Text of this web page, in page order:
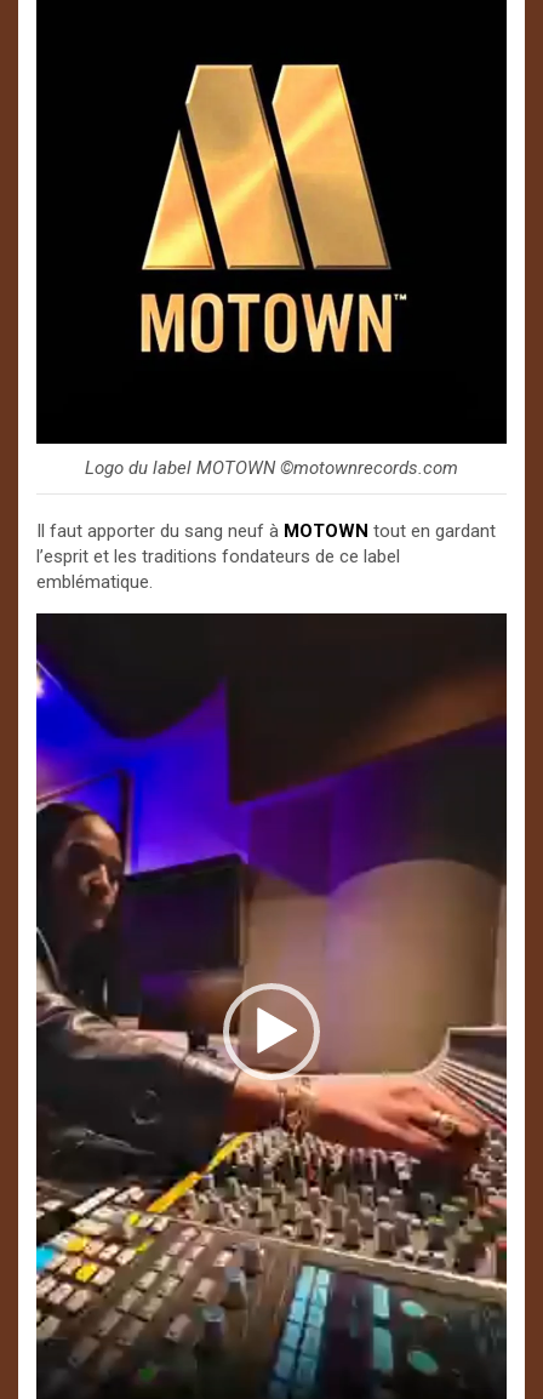
Logo du label MOTOWN ©️motownrecords.com
Il faut apporter du sang neuf à MOTOWN tout en gardant
l’esprit et les traditions fondateurs de ce label
emblématique.
vidéo